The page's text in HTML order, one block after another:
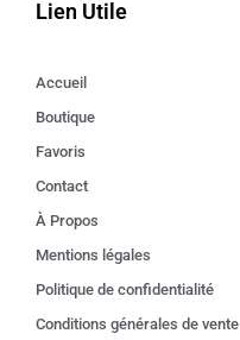
Lien Utile
Accueil
Boutique
Favoris
Contact
À Propos
Mentions légales
Politique de confidentialité
Conditions générales de vente